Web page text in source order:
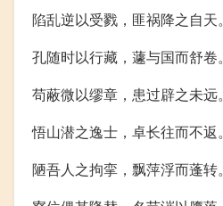
陷乱逆以受戮，匪祸降之自天。
孔随时以行藏，蘧与国而舒卷。
苟蔽微以缪章，患过辟之未远。
悟山潜之逸士，卓长往而不返。
陋吾人之拘挛，飘萍浮而蓬转。